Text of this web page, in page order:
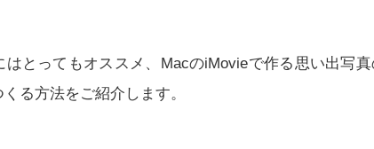
はとってもオススメ、MacのiMovieで作る思い出写真
る方法をご紹介します。